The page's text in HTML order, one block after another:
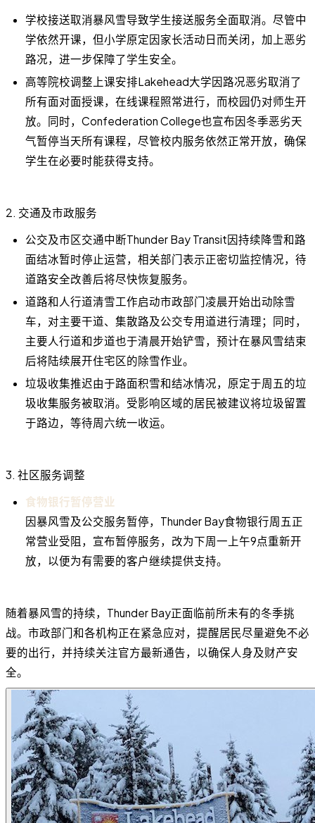
学校接送取消暴风雪导致学生接送服务全面取消。尽管中
学依然开课，但小学原定因家长活动日而关闭，加上恶劣
路况，进一步保障了学生安全。
高等院校调整上课安排Lakehead大学因路况恶劣取消了
所有面对面授课，在线课程照常进行，而校园仍对师生开
放。同时，Confederation College也宣布因冬季恶劣天
气暂停当天所有课程，尽管校内服务依然正常开放，确保
学生在必要时能获得支持。
2. 交通及市政服务
公交及市区交通中断Thunder Bay Transit因持续降雪和路
面结冰暂时停止运营，相关部门表示正密切监控情况，待
道路安全改善后将尽快恢复服务。
道路和人行道清雪工作启动市政部门凌晨开始出动除雪
车，对主要干道、集散路及公交专用道进行清理；同时，
主要人行道和步道也于清晨开始铲雪，预计在暴风雪结束
后将陆续展开住宅区的除雪作业。
垃圾收集推迟由于路面积雪和结冰情况，原定于周五的垃
圾收集服务被取消。受影响区域的居民被建议将垃圾留置
于路边，等待周六统一收运。
3. 社区服务调整
食物银行暂停营业
因暴风雪及公交服务暂停，Thunder Bay食物银行周五正
常营业受阻，宣布暂停服务，改为下周一上午9点重新开
放，以便为有需要的客户继续提供支持。
随着暴风雪的持续，Thunder Bay正面临前所未有的冬季挑
战。市政部门和各机构正在紧急应对，提醒居民尽量避免不必
要的出行，并持续关注官方最新通告，以确保人身及财产安
全。